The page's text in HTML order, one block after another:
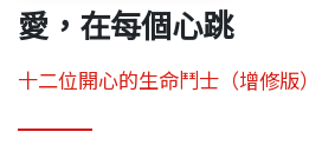
愛，在每個心跳
十二位開心的生命鬥士（增修版）